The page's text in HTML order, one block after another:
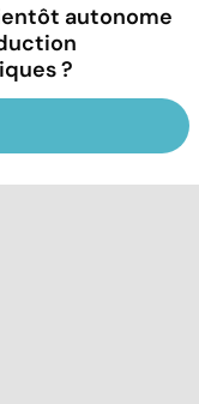
autonome
?